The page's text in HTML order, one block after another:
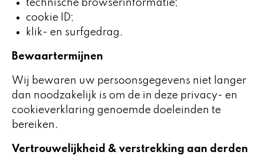
technische browserinformatie;
cookie ID;
klik- en surfgedrag.
Bewaartermijnen
Wij bewaren uw persoonsgegevens niet langer
dan noodzakelijk is om de in deze privacy- en
cookieverklaring genoemde doeleinden te
bereiken.
Vertrouwelijkheid & verstrekking aan derden